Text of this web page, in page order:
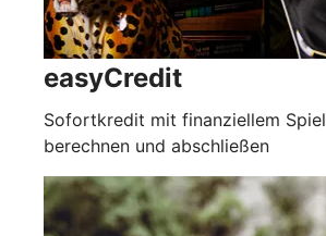
easyCredit
Sofortkredit mit finanziellem
berechnen und abschließen